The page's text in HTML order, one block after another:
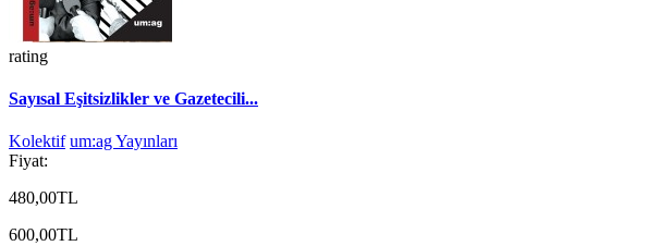
rating
Sayısal Eşitsizlikler ve Gazetecili...
Kolektif um:ag Yayınları
Fiyat:
480,00TL
600,00TL